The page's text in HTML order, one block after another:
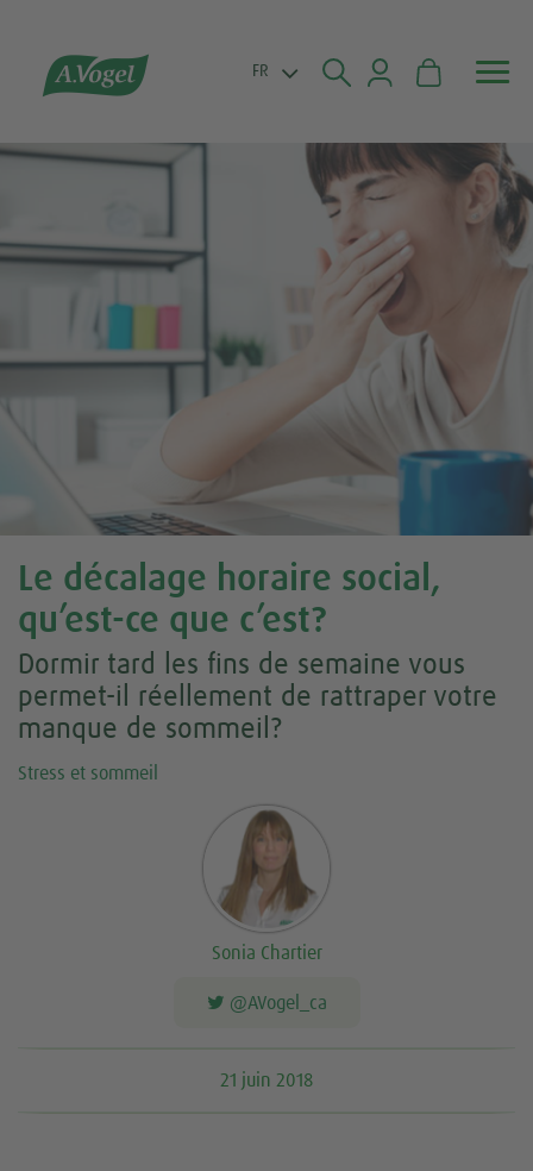

 FR
Le décalage horaire social,
qu’est-ce que c’est?
Dormir tard les fins de semaine vous
permet-il réellement de rattraper votre
manque de sommeil?
Stress et sommeil
Sonia Chartier
@AVogel_ca
21 juin 2018